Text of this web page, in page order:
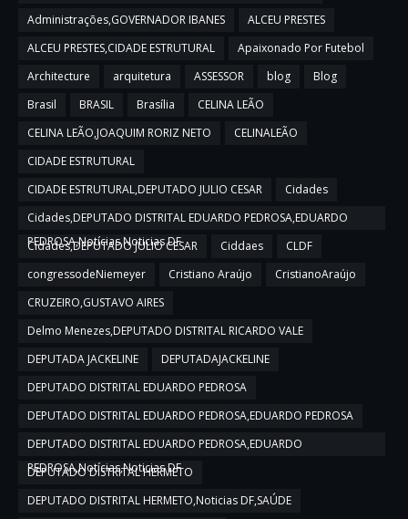
Administrações,GOVERNADOR IBANES
ALCEU PRESTES
ALCEU PRESTES,CIDADE ESTRUTURAL
Apaixonado Por Futebol
Architecture
arquitetura ASSESSOR blog
Blog
Brasil
BRASIL Brasília
CELINA LEÃO
CELINA LEÃO,JOAQUIM RORIZ NETO
CELINALEÃO
CIDADE ESTRUTURAL
CIDADE ESTRUTURAL,DEPUTADO JULIO CESAR
Cidades
Cidades,DEPUTADO DISTRITAL EDUARDO PEDROSA,EDUARDO
PEDROSA,Notícias,Noticias DF
Cidades,DEPUTADO JULIO CESAR Ciddaes
CLDF
congressodeNiemeyer
Cristiano Araújo
CristianoAraújo
CRUZEIRO,GUSTAVO AIRES
Delmo Menezes,DEPUTADO DISTRITAL RICARDO VALE
DEPUTADA JACKELINE
DEPUTADAJACKELINE
DEPUTADO DISTRITAL EDUARDO PEDROSA
DEPUTADO DISTRITAL EDUARDO PEDROSA,EDUARDO PEDROSA
DEPUTADO DISTRITAL EDUARDO PEDROSA,EDUARDO
PEDROSA,Notícias,Noticias DF
DEPUTADO DISTRITAL HERMETO
DEPUTADO DISTRITAL HERMETO,Noticias DF,SAÚDE